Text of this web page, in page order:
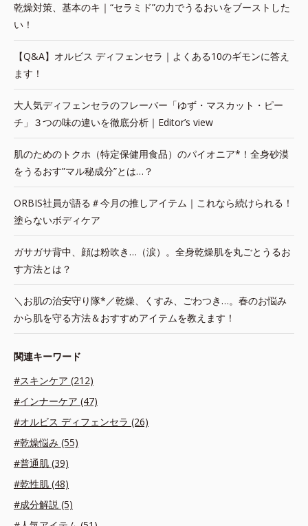
乾燥対策、基本のキ｜“セラミド”の力でうるおいをブーストした
い！
【Q&A】オルビス ディフェンセラ｜よくある10のギモンに答え
ます！
大人気ディフェンセラのフレーバー「ゆず・マスカット・ピー
チ」３つの味の違いを徹底分析｜Editor’s view
肌のためのトクホ（特定保健用食品）のパイオニア*！全身砂漠
をうるおす”マル秘成分”とは…？
ORBIS社員が語る＃今月の推しアイテム｜これなら続けられる！
塗らないボディケア
ガサガサ背中、顔は粉吹き…（涙）。全身乾燥肌を丸ごとうるお
す方法とは？
＼お肌の治安守り隊*／乾燥、くすみ、ごわつき…。春のお悩み
から肌を守る方法＆おすすめアイテムを教えます！
関連キーワード
#スキンケア (212)
#インナーケア (47)
#オルビス ディフェンセラ (26)
#乾燥悩み (55)
#普通肌 (39)
#乾性肌 (48)
#成分解説 (5)